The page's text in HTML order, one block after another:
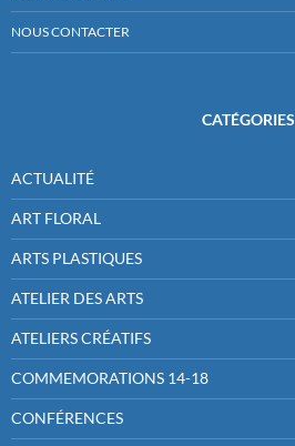
NOUS CONTACTER
CATÉGORIES
ACTUALITÉ
ART FLORAL
ARTS PLASTIQUES
ATELIER DES ARTS
ATELIERS CRÉATIFS
COMMEMORATIONS 14-18
CONFÉRENCES